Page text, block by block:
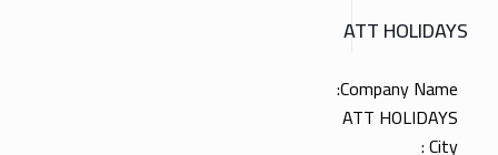
ATT HOLIDAYS
Company Name:
ATT HOLIDAYS
City :